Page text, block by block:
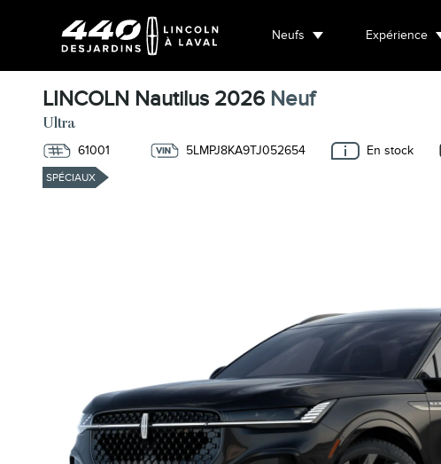
Neufs Expérience
LINCOLN Nautilus 2026 Neuf
Ultra
61001 5LMPJ8KA9TJ052654 En stock
SPÉCIAUX